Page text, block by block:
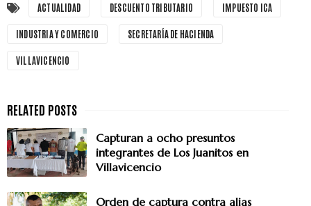
ACTUALIDAD DESCUENTO TRIBUTARIO IMPUESTO ICA
INDUSTRIA Y COMERCIO SECRETARÍA DE HACIENDA
VILLAVICENCIO
Capturan a ocho presuntos
integrantes de Los Juanitos en
Villavicencio
Orden de captura contra alias